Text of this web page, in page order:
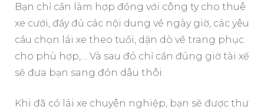
Bạn chỉ cần làm hợp đồng với công ty cho thuê
xe cưới, đầy đủ các nội dung về ngày giờ, các yêu
cầu chọn lái xe theo tuổi, dặn dò về trang phục
cho phù hợp,… Và sau đó chỉ cần đúng giờ tài xế
sẽ đưa bạn sang đón dâu thôi.
Khi đã có lái xe chuyên nghiệp, bạn sẽ được thư